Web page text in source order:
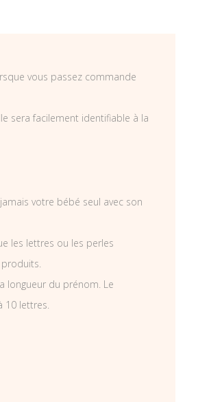
vous passez commande
sera facilement identifiable à la
votre bébé seul avec son
les lettres ou les perles
longueur du prénom. Le
10 lettres.